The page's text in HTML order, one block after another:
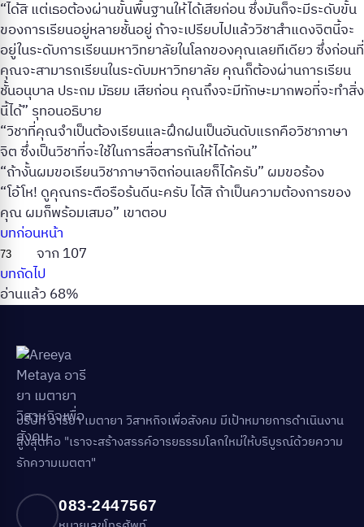
“ได้สิ แต่เธอต้องผ่านขั้นพื้นฐานให้ได้เสียก่อน ซึ่งมันก็จะมีระดับขั้น
ของการเรียนอยู่หลายชั้นอยู่ ถ้าจะเปรียบไปแล้ววิชาสำแดงจิตนี้จะ
อยู่ในระดับการเรียนมหาวิทยาลัยในโลกของคุณเลยทีเดียว ซึ่งก่อนที่
คุณจะสามารถเรียนในระดับมหาวิทยาลัย คุณก็ต้องผ่านการเรียน
ชั้นอนุบาล ประถม มัธยม เสียก่อน คุณถึงจะมีทักษะมากพอที่จะทำสิ่ง
นี้ได้” รุทอนอธิบาย
“วิชาที่คุณจำเป็นต้องเรียนและฝึกฝนเป็นอันดับแรกคือวิชาภาษา
จิต ซึ่งเป็นวิชาที่จะใช้ในการสื่อสารกันให้ได้ก่อน”
“ถ้างั้นผมขอเรียนวิชาภาษาจิตก่อนเลยก็ได้ครับ” ผมขอร้อง
“โอ้โห! ดูคุณกระตือรือร้นดีนะครับ ได้สิ ถ้าเป็นความต้องการของ
คุณ ผมก็พร้อมเสมอ” เขาตอบ
บทก่อนหน้า
จาก 107
บทถัดไป
อ่านแล้ว 68%
บริษัท อารียา เมตายา วิสาหกิจเพื่อสังคม มีเป้าหมายการดำเนินงาน
สูงสุดคือ "เราจะสร้างสรรค์อารยธรรมโลกใหม่ให้บริบูรณ์ด้วยความ
รักความเมตตา"
083-2447567